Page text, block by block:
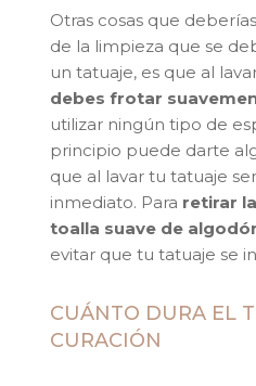
Otras cosas que
de la limpieza que se
un tatuaje, es que al
debes frotar
utilizar ningún tipo de
principio puede darte
que al lavar tu tatuaje
inmediato. Para retirar
toalla suave de
evitar que tu tatuaje se
CUÁNTO DURA EL
CURACIÓN